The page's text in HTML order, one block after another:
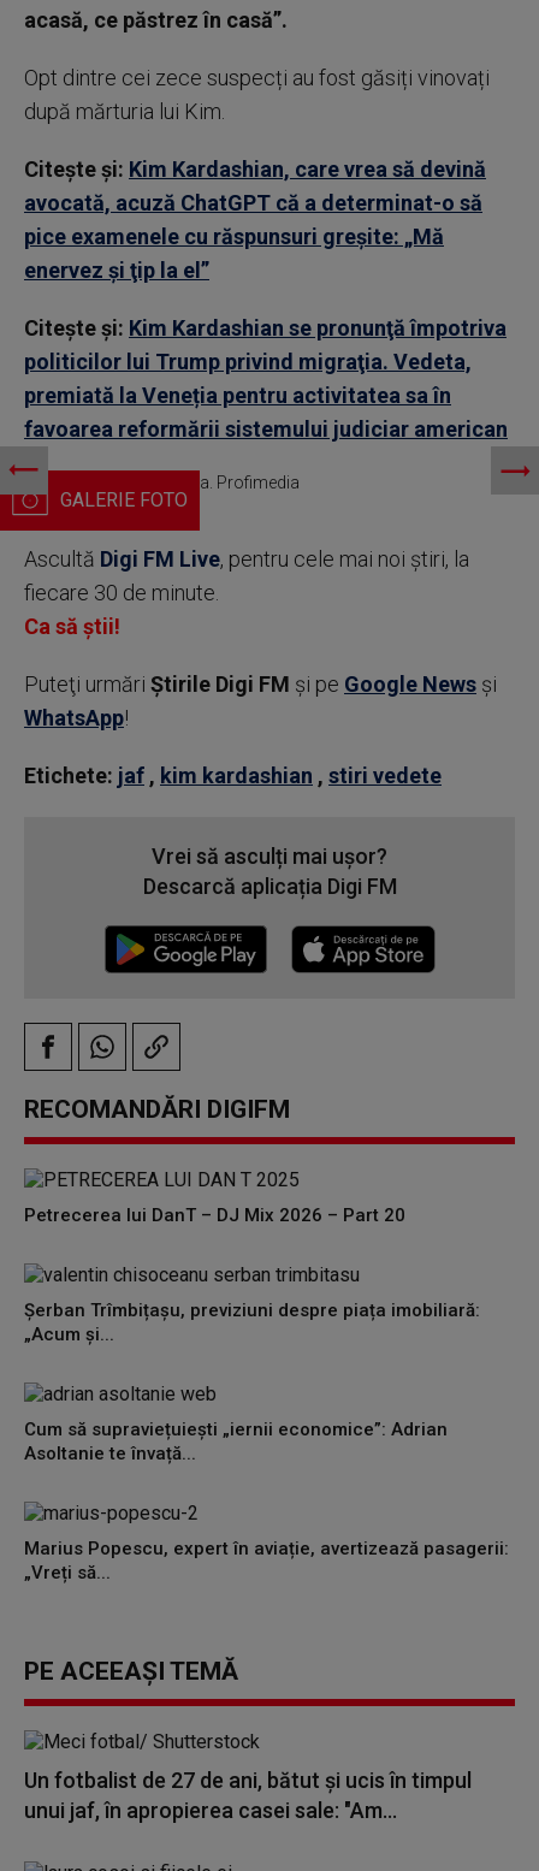
acasă, ce păstrez în casă”.
Opt dintre cei zece suspecți au fost găsiți vinovați
după mărturia lui Kim.
Citește și: Kim Kardashian, care vrea să devină
avocată, acuză ChatGPT că a determinat-o să
pice examenele cu răspunsuri greşite: „Mă
enervez şi ţip la el”
Citește și: Kim Kardashian se pronunţă împotriva
politicilor lui Trump privind migraţia. Vedeta,
premiată la Veneția pentru activitatea sa în
favoarea reformării sistemului judiciar american
Kim Kardashian. Veneția. Profimedia
Ascultă Digi FM Live, pentru cele mai noi știri, la
fiecare 30 de minute.
Ca să știi!
Puteţi urmări Știrile Digi FM şi pe Google News şi
WhatsApp!
Etichete: jaf , kim kardashian , stiri vedete
Vrei să asculți mai ușor?
Descarcă aplicația Digi FM
RECOMANDĂRI DIGIFM
Petrecerea lui DanT – DJ Mix 2026 – Part 20
Șerban Trîmbițașu, previziuni despre piața imobiliară:
„Acum și...
Cum să supraviețuiești „iernii economice”: Adrian
Asoltanie te învață...
Marius Popescu, expert în aviație, avertizează pasagerii:
„Vreți să...
PE ACEEAȘI TEMĂ
Un fotbalist de 27 de ani, bătut și ucis în timpul
unui jaf, în apropierea casei sale: "Am...